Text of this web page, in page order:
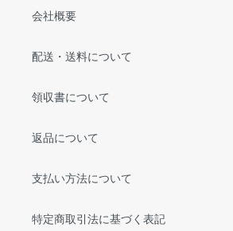
会社概要
配送・送料について
領収書について
返品について
支払い方法について
特定商取引法に基づく表記